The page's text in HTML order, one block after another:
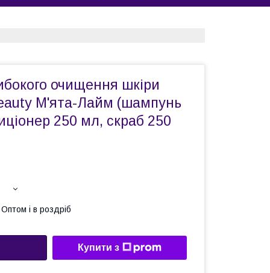
очищення шкіри
М'ята-Лайм (шампунь
250 мл, скраб 250
Оптом і в роздріб
Купити з